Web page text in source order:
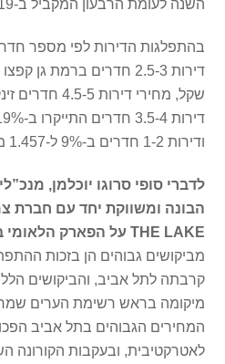
השנה לעומת הרבעון המקביל ב-2019.
בהתפלגות הדירות לפי מספר
ודירות 1-2 חדרים ב-9% ל-1.457 מיליון שקל.
לדברי סופי סרוגו יוכלמן,
הבונה ומשווקת יחד עם חברת
THE LAKE על הפארק הלאומי
מביקושים גבוהים הן בזכות
קרבתה לתל אביב, והביקושים
מיקומה בראש רשימת הערים
המחירים הגבוהים בתל אביב
לאטרקטיבית, ובעקבות הקורונה